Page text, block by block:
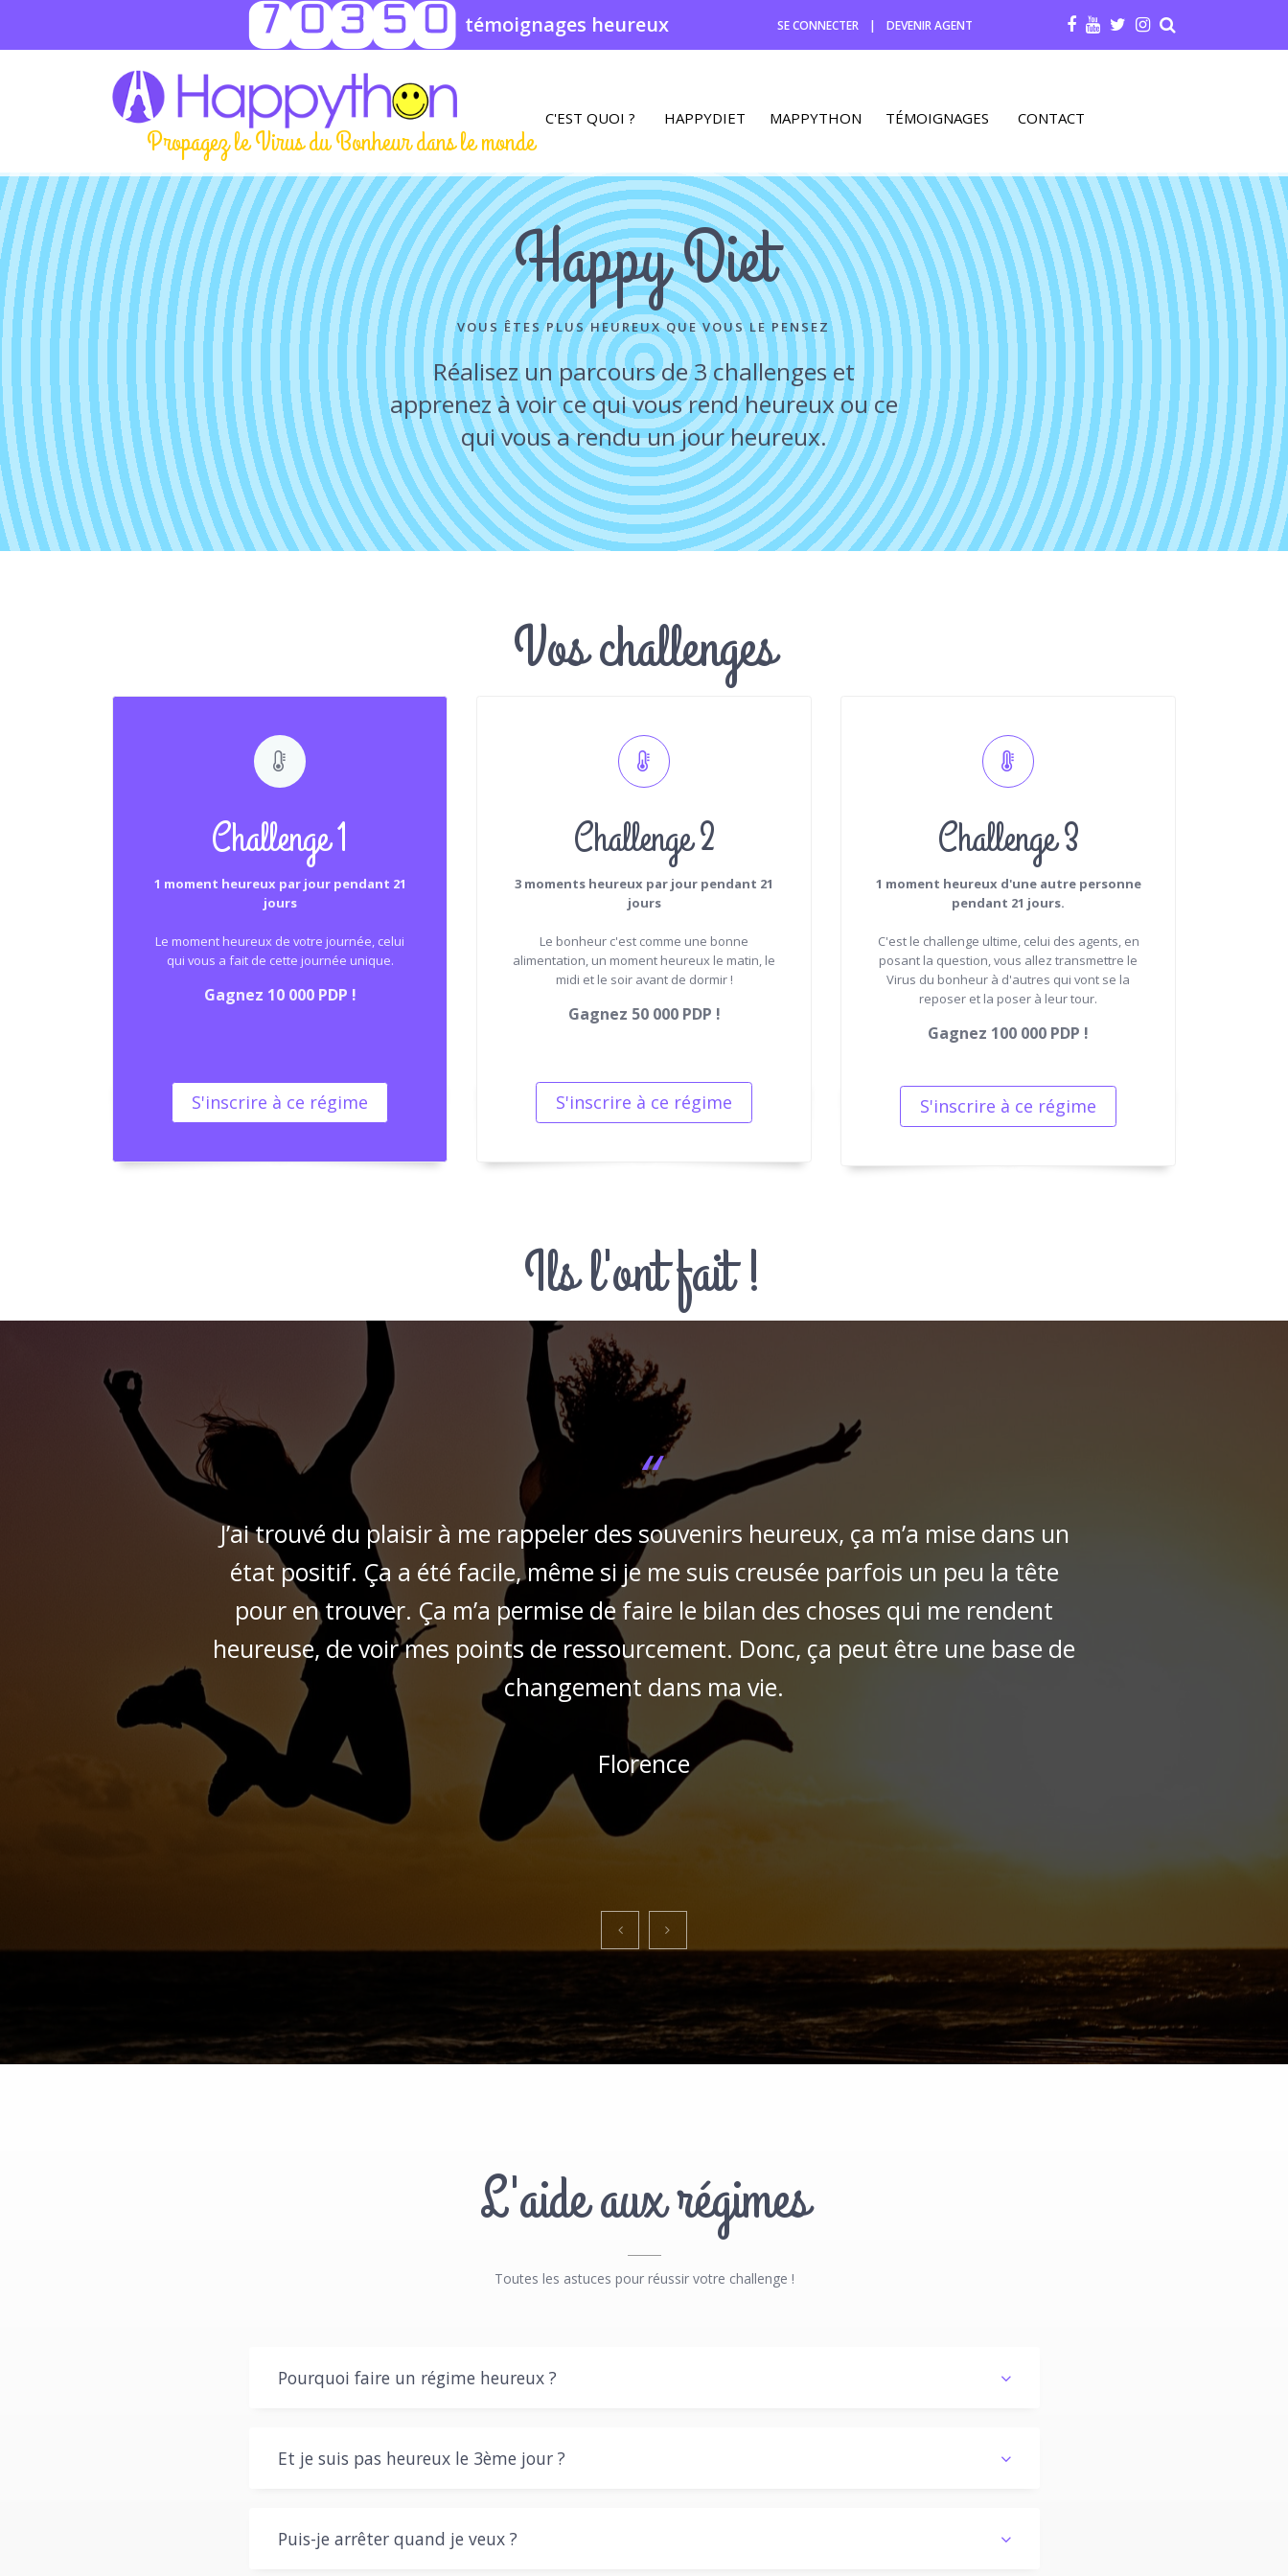
70350 témoignages heureux SE CONNECTER | DEVENIR AGENT
Propagez le Virus du Bonheur dans le monde
C'EST QUOI ? HAPPYDIET MAPPYTHON TÉMOIGNAGES CONTACT
Happy Diet
VOUS ÊTES PLUS HEUREUX QUE VOUS LE PENSEZ
Réalisez un parcours de 3 challenges et
apprenez à voir ce qui vous rend heureux ou ce
qui vous a rendu un jour heureux.
Vos challenges
Challenge 1
1 moment heureux par jour pendant 21
jours
Le moment heureux de votre journée, celui
qui vous a fait de cette journée unique.
Gagnez 10 000 PDP !
S'inscrire à ce régime
Challenge 2
3 moments heureux par jour pendant 21
jours
Le bonheur c'est comme une bonne
alimentation, un moment heureux le matin, le
midi et le soir avant de dormir !
Gagnez 50 000 PDP !
S'inscrire à ce régime
Challenge 3
1 moment heureux d'une autre personne
pendant 21 jours.
C'est le challenge ultime, celui des agents, en
posant la question, vous allez transmettre le
Virus du bonheur à d'autres qui vont se la
reposer et la poser à leur tour.
Gagnez 100 000 PDP !
S'inscrire à ce régime
Ils l'ont fait !
“
J’ai trouvé du plaisir à me rappeler des souvenirs heureux, ça m’a mise dans un
état positif. Ça a été facile, même si je me suis creusée parfois un peu la tête
pour en trouver. Ça m’a permise de faire le bilan des choses qui me rendent
heureuse, de voir mes points de ressourcement. Donc, ça peut être une base de
changement dans ma vie.
Florence
L'aide aux régimes
Toutes les astuces pour réussir votre challenge !
Pourquoi faire un régime heureux ?
Et je suis pas heureux le 3ème jour ?
Puis-je arrêter quand je veux ?